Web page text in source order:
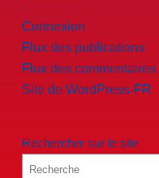
Connexion
Flux des publications
Flux des commentaires
Site de WordPress-FR
Rechercher sur le site